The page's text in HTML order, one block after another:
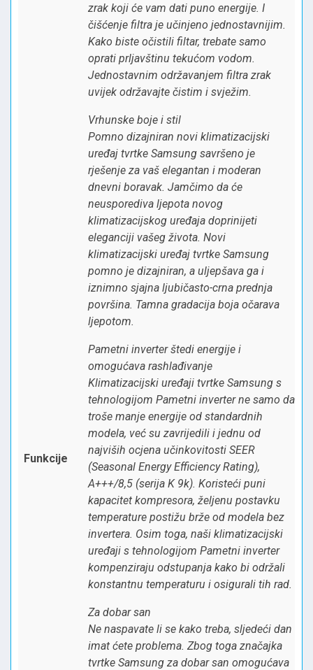
Funkcije
zrak koji će vam dati puno energije. I
čišćenje filtra je učinjeno jednostavnijim.
Kako biste očistili filtar, trebate samo
oprati prljavštinu tekućom vodom.
Jednostavnim održavanjem filtra zrak
uvijek održavajte čistim i svježim.
Vrhunske boje i stil
Pomno dizajniran novi klimatizacijski
uređaj tvrtke Samsung savršeno je
rješenje za vaš elegantan i moderan
dnevni boravak. Jamčimo da će
neusporediva ljepota novog
klimatizacijskog uređaja doprinijeti
eleganciji vašeg života. Novi
klimatizacijski uređaj tvrtke Samsung
pomno je dizajniran, a uljepšava ga i
iznimno sjajna ljubičasto-crna prednja
površina. Tamna gradacija boja očarava
ljepotom.
Pametni inverter štedi energije i
omogućava rashlađivanje
Klimatizacijski uređaji tvrtke Samsung s
tehnologijom Pametni inverter ne samo da
troše manje energije od standardnih
modela, već su zavrijedili i jednu od
najviših ocjena učinkovitosti SEER
(Seasonal Energy Efficiency Rating),
A+++/8,5 (serija K 9k). Koristeći puni
kapacitet kompresora, željenu postavku
temperature postižu brže od modela bez
invertera. Osim toga, naši klimatizacijski
uređaji s tehnologijom Pametni inverter
kompenziraju odstupanja kako bi održali
konstantnu temperaturu i osigurali tih rad.
Za dobar san
Ne naspavate li se kako treba, sljedeći dan
imat ćete problema. Zbog toga značajka
tvrtke Samsung za dobar san omogućava